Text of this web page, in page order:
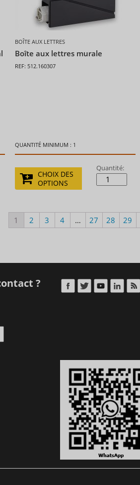
BOÎTE AUX LETTRES
Boîte aux lettres murale
REF: 512.160307
QUANTITÉ MINIMUM : 1
Quantité:
CHOIX DES
OPTIONS
1 2 3 4 … 27 28 29
?